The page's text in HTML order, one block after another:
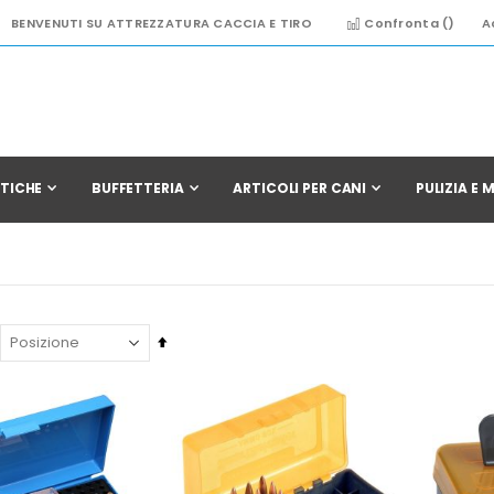
BENVENUTI SU ATTREZZATURA CACCIA E TIRO Confronta ()
BUFFETTERIA ARTICOLI PER CANI PULIZIA E
Imposta
decrescente